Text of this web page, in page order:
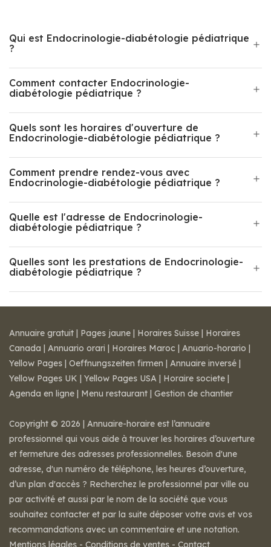
Qui est Endocrinologie-diabétologie pédiatrique
?
Comment contacter Endocrinologie-
diabétologie pédiatrique ?
Quels sont les horaires d'ouverture de
Endocrinologie-diabétologie pédiatrique ?
Comment prendre rendez-vous avec
Endocrinologie-diabétologie pédiatrique ?
Quelle est l'adresse de Endocrinologie-
diabétologie pédiatrique ?
Quelles sont les prestations de Endocrinologie-
diabétologie pédiatrique ?
Annuaire gratuit | Pages jaune | Horaires Suisse | Horaires
Canada | Annuario orari | Horaires Maroc | Anuario-horario |
Yellow Pages | Oeffnungszeiten firmen | Annuaire inversé |
Yellow Pages UK | Yellow Pages USA | Horaire societe |
Agenda en ligne | Menu restaurant | Gestion de chantier
Copyright © 2026 | Annuaire-horaire est l’annuaire
professionnel qui vous aide à trouver les horaires d’ouverture
et fermeture des adresses professionnelles. Besoin d'une
adresse, d'un numéro de téléphone, les heures d’ouverture,
d’un plan d'accès ? Recherchez le professionnel par ville ou
par activité et aussi par le nom de la société que vous
souhaitez contacter et par la suite déposer votre avis et vos
recommandations avec un commentaire et une notation.
Mentions légales - Conditions de ventes - Contact